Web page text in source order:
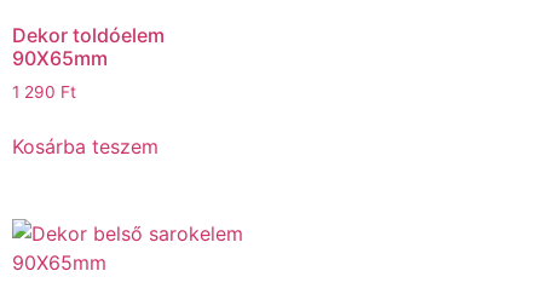
Dekor toldóelem
90X65mm
1 290 Ft
Kosárba teszem